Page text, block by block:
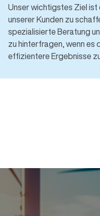
Unser wichtigstes Ziel
unserer Kunden zu
spezialisierte Beratung
zu hinterfragen, wenn es
effizientere Ergebnisse